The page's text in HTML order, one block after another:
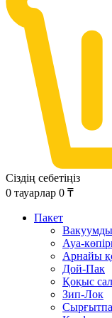
Сіздің себетіңіз
0 тауарлар 0 ₸
Пакет
Ауа-
Арнайы
Дой-Пак
Қоқыс
Зип-Лок